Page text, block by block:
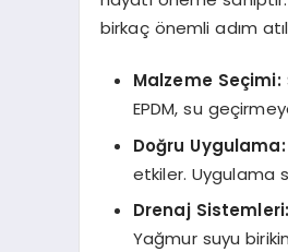
birkaç önemli adım
Malzeme Seçimi:
EPDM, su
Doğru Uygulama:
etkiler. Uygulama
Drenaj Sistemleri:
Yağmur suyu